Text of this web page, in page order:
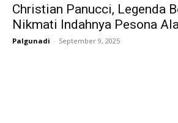
Christian Panucci, Legenda
Nikmati Indahnya Pesona
Palgunadi - September 9, 2025